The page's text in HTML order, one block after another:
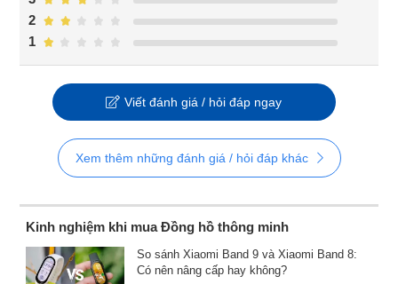
1
2
Viết đánh giá / hỏi đáp ngay
Xem thêm những đánh giá / hỏi đáp khác
Kinh nghiệm khi mua Đồng hồ thông minh
So sánh Xiaomi Band 9 và Xiaomi Band 8:
Có nên nâng cấp hay không?